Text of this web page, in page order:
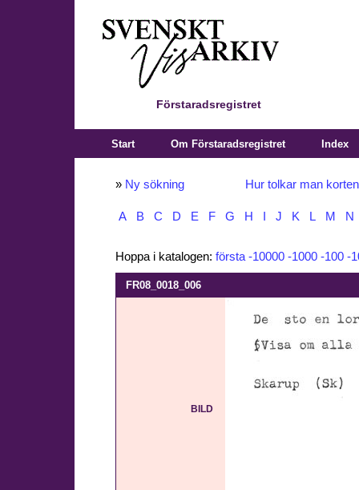
Förstaradsregistret
Start Om Förstaradsregistret Index
» Ny sökning Hur tolkar man
A B C D E F G H J K L M N
Hoppa i katalogen: första -10000 -1000 -100 -
FR08_0018_006
BILD